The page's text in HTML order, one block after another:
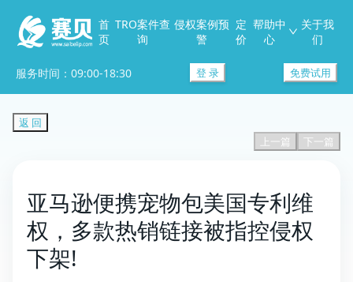
首
页
TRO案件查
询
侵权案例预
警
定
价
帮助中
心
关于我
们
服务时间：09:00-18:30 登 录 免费试用
返 回
上一篇
下一篇
亚马逊便携宠物包美国专利维
权，多款热销链接被指控侵权
下架!